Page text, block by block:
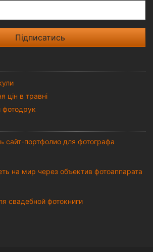
цін в травні
фотодрук
сайт-портфолио для фотографа
на мир через объектив фотоаппарата
свадебной фотокниги